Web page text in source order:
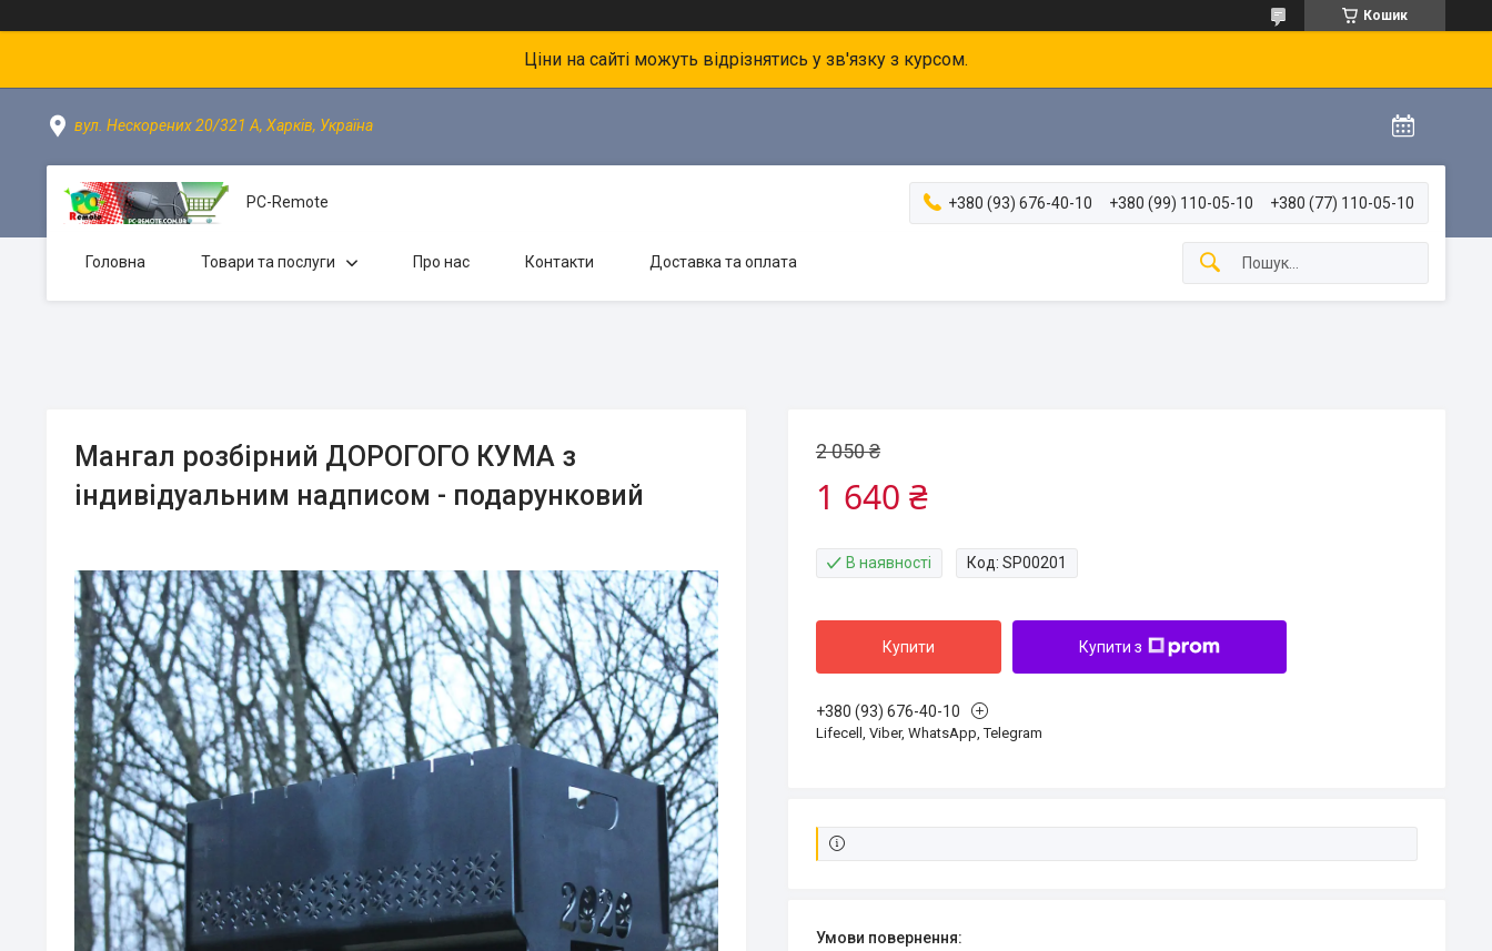
Кошик
Ціни на сайті можуть відрізнятись у зв'язку з курсом.
вул. Нескорених 20/321 А, Харків, Україна
PC-Remote +380 (93) 676-40-10 +380 (99) 110-05-10 +380 (77) 110-05-10
Головна Товари та послуги Про нас Контакти Доставка та оплата
Мангал розбірний ДОРОГОГО КУМА з
індивідуальним надписом - подарунковий
2 050 ₴
1 640 ₴
В наявності Код: SP00201
Купити Купити з
+380 (93) 676-40-10
Lifecell, Viber, WhatsApp, Telegram